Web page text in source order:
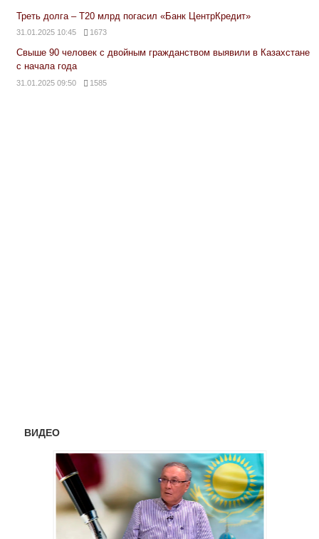
Треть долга – Т20 млрд погасил «Банк ЦентрКредит»
31.01.2025 10:45 1673
Свыше 90 человек с двойным гражданством выявили в Казахстане
с начала года
31.01.2025 09:50 1585
ВИДЕО